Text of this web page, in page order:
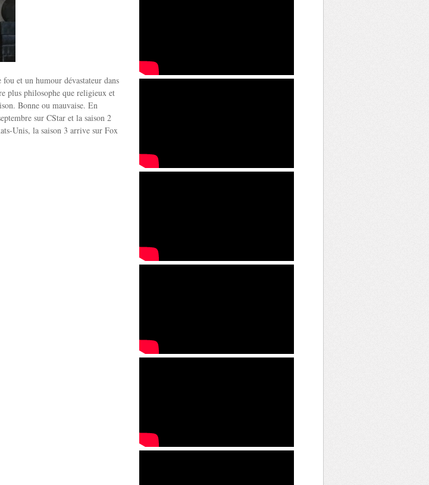
et un humour dévastateur dans
plus philosophe que religieux et
Bonne ou mauvaise. En
sur CStar et la saison 2
Unis, la saison 3 arrive sur Fox